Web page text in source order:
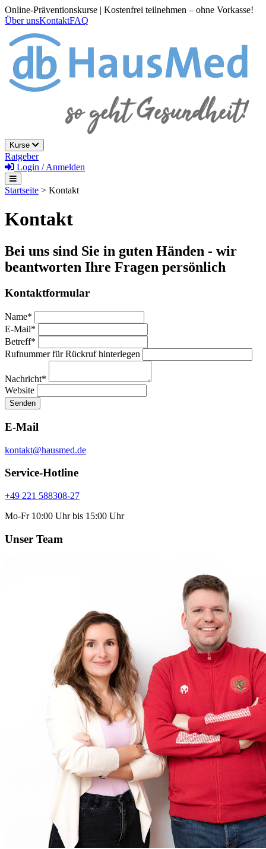
Online-Präventionskurse | Kostenfrei teilnehmen – ohne Vorkasse!
Über unsKontaktFAQ
Kurse
Ratgeber
Login / Anmelden
Startseite > Kontakt
Kontakt
Bei uns sind Sie in guten Händen - wir
beantworten Ihre Fragen persönlich
Kontaktformular
Name*
E-Mail*
Betreff*
Rufnummer für Rückruf hinterlegen
Nachricht*
Website
Senden
E-Mail
kontakt@hausmed.de
Service-Hotline
+49 221 588308-27
Mo-Fr 10:00 Uhr bis 15:00 Uhr
Unser Team